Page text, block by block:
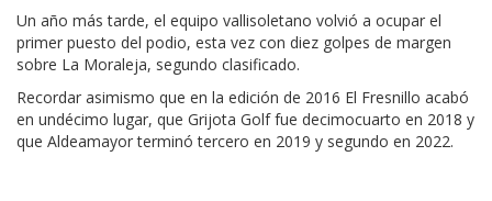
Un año más tarde, el equipo vallisoletano volvió a ocupar el
primer puesto del podio, esta vez con diez golpes de margen
sobre La Moraleja, segundo clasificado.
Recordar asimismo que en la edición de 2016 El Fresnillo acabó
en undécimo lugar, que Grijota Golf fue decimocuarto en 2018 y
que Aldeamayor terminó tercero en 2019 y segundo en 2022.